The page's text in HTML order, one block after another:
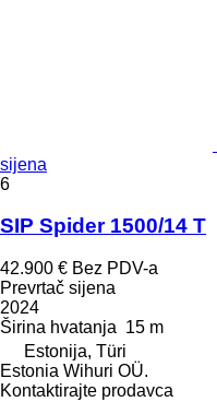
sijena
6
SIP Spider 1500/14 T
42.900 € Bez PDV-a
Prevrtač sijena
2024
Širina hvatanja 15 m
Estonija, Türi
Estonia Wihuri OÜ.
Kontaktirajte prodavca